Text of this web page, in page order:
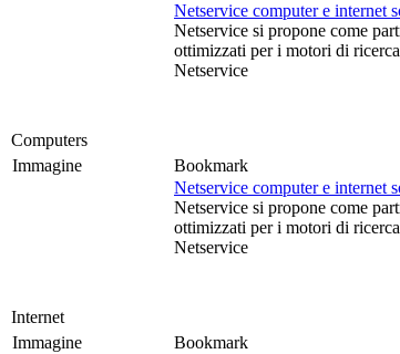
Netservice computer e internet
Netservice si propone come
ottimizzati per i motori di
Netservice
Computers
Immagine
Bookmark
Netservice computer e internet
Netservice si propone come
ottimizzati per i motori di
Netservice
Internet
Immagine
Bookmark